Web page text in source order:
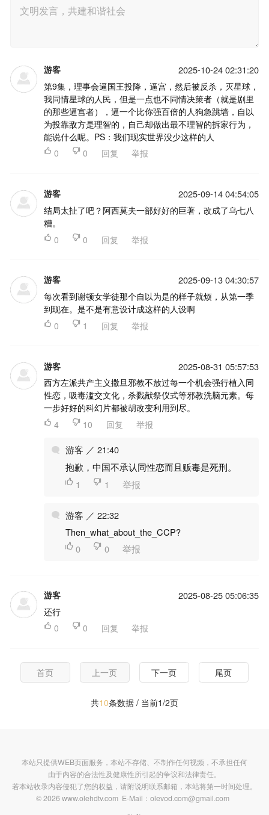
游客 2025-10-24 02:31:20
第9集，理事会逼国王投降，逼宫，然后被反杀，灭星球，
我同情星球的人民，但是一点也不同情决策者（就是剧里
的那些逼宫者），逼一个比你强百倍的人狗急跳墙，自以
为投靠敌方是理智的，自己却做出最不理智的拆家行为，
能说什么呢。PS：我们现实世界没少这样的人
 0  0 回复 举报
游客 2025-09-14 04:54:05
结局太扯了吧？阿西莫夫一部好好的巨著，改成了乌七八
糟。
 0  0 回复 举报
游客 2025-09-13 04:30:57
每次看到谢顿女学徒那个自以为是的样子就烦，从第一季
到现在。是不是有意设计成这样的人设啊
 0  1 回复 举报
游客 2025-08-31 05:57:53
西方左派共产主义撒旦邪教不放过每一个机会强行植入同
性恋，吸毒滥交文化，杀戮献祭仪式等邪教洗脑元素。每
一步好好的科幻片都被胡改变利用到尽。
 4  10 回复 举报
游客 ／ 21:40
抱歉，中国不承认同性恋而且贩毒是死刑。
 1  1 举报
游客 ／ 22:32
Then_what_about_the_CCP?
 0  0 举报
游客 2025-08-25 05:06:35
还行
 0  0 回复 举报
首页 上一页 下一页 尾页
共10条数据 / 当前1/2页
本站只提供WEB页面服务，本站不存储、不制作任何视频，不承担任何
由于内容的合法性及健康性所引起的争议和法律责任。
若本站收录内容侵犯了您的权益，请附说明联系邮箱，本站将第一时间处理。
© 2026 www.olehdtv.com E-Mail：olevod.com@gmail.com